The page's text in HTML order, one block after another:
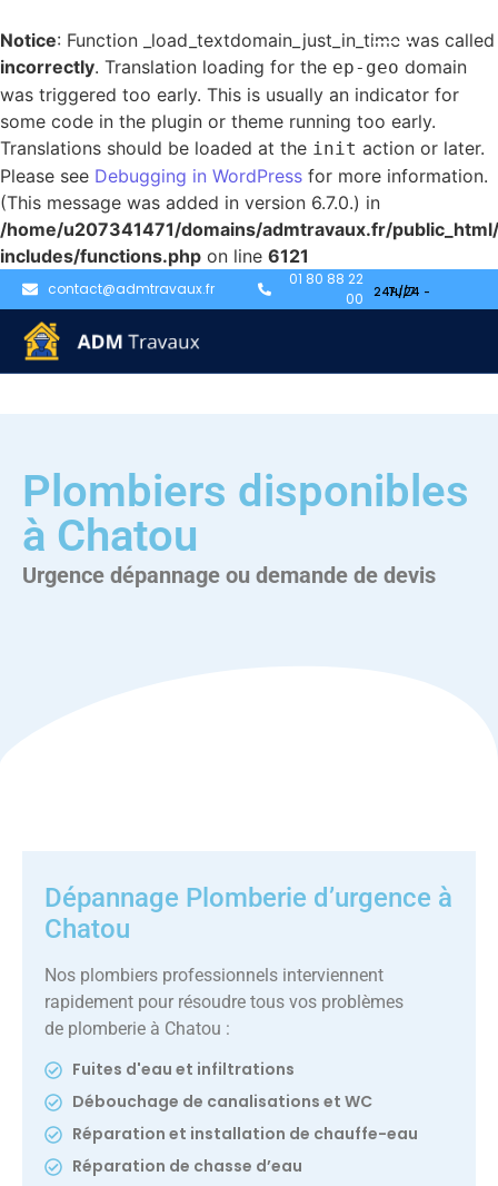
Notice: Function _load_textdomain_just_in_time was called
incorrectly. Translation loading for the ep-geo domain
was triggered too early. This is usually an indicator for
some code in the plugin or theme running too early.
Translations should be loaded at the init action or later.
Please see Debugging in WordPress for more information.
(This message was added in version 6.7.0.) in
/home/u207341471/domains/admtravaux.fr/
includes/functions.php on line 6121
contact@admtravaux.fr
01 80 88 22
00
Plombiers disponibles
à Chatou
Urgence dépannage ou demande de devis
Dépannage Plomberie d’urgence à
Chatou
Nos plombiers professionnels interviennent
rapidement pour résoudre tous vos problèmes
de plomberie à Chatou :
Fuites d'eau et infiltrations
Débouchage de canalisations et WC
Réparation et installation de chauffe-eau
Réparation de chasse d’eau